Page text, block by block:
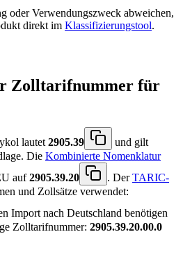
oder Verwendungszweck abweichen,
direkt im Klassifizierungstool.
Zolltarifnummer für
lautet2905.39
und gilt
Die Kombinierte Nomenklatur
auf2905.39.20 . DerTARIC-
und Zollsätze verwendet:
Import nach Deutschland benötigen
Zolltarifnummer: 2905.39.20.00.0